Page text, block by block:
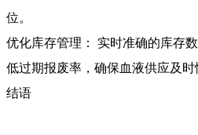
位。
优化库存管理： 实时准确的库存
低过期报废率，确保血液供应及时
结语